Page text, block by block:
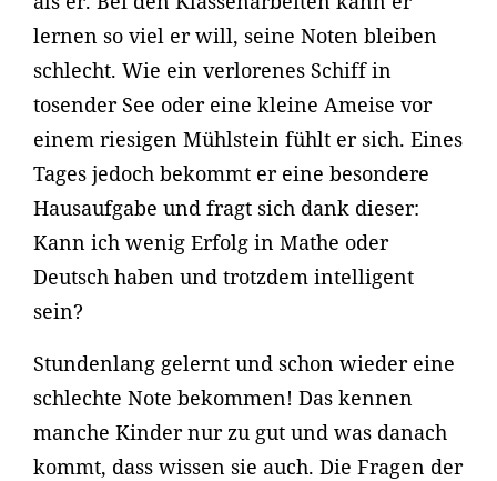
lernen so viel er will, seine Noten bleiben
schlecht. Wie ein verlorenes Schiff in
tosender See oder eine kleine Ameise vor
einem riesigen Mühlstein fühlt er sich. Eines
Tages jedoch bekommt er eine besondere
Hausaufgabe und fragt sich dank dieser:
Kann ich wenig Erfolg in Mathe oder
Deutsch haben und trotzdem intelligent
sein?
Stundenlang gelernt und schon wieder eine
schlechte Note bekommen! Das kennen
manche Kinder nur zu gut und was danach
kommt, dass wissen sie auch. Die Fragen der